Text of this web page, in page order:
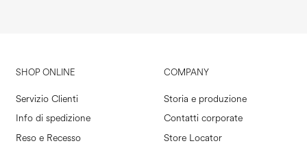
SHOP ONLINE
Servizio Clienti
Info di spedizione
Reso e Recesso
COMPANY
Storia e produzione
Contatti corporate
Store Locator